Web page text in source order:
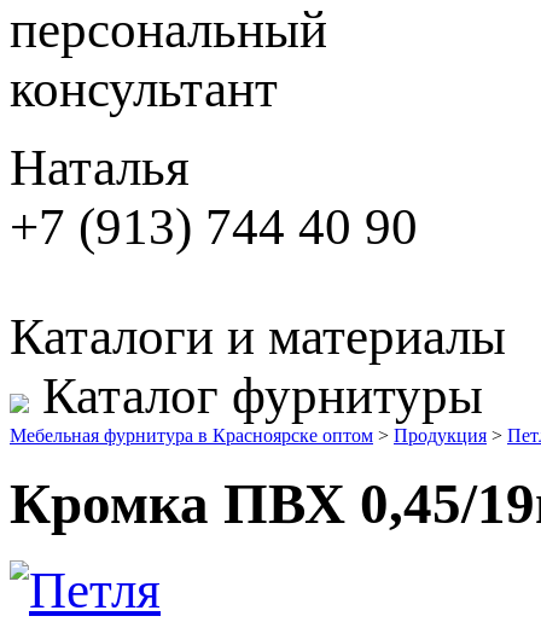
персональный
консультант
Наталья
+7 (913) 744 40 90
Каталоги и материалы
Каталог фурнитуры
Мебельная фурнитура в Красноярске оптом > Продукция >
Кромка ПВХ 0,45/